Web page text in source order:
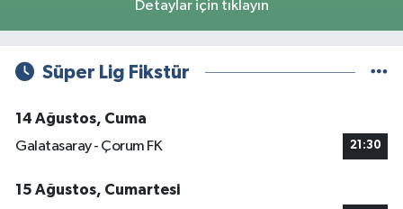
Detaylar için tıklayın
Süper Lig Fikstür
14 Ağustos, Cuma
Galatasaray - Çorum FK
21:30
15 Ağustos, Cumartesi